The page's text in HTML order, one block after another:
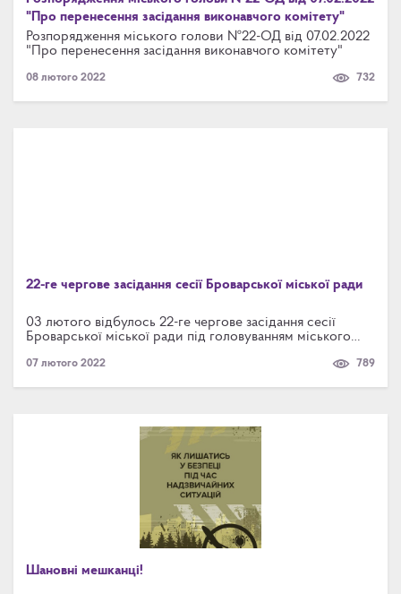
"Про перенесення засідання виконавчого комітету"
Розпорядження міського голови №22-ОД від 07.02.2022
"Про перенесення засідання виконавчого комітету"
08 лютого 2022 732
22-ге чергове засідання сесії Броварської міської ради
03 лютого відбулось 22-ге чергове засідання сесії
Броварської міської ради під головуванням міського
проекти рішень.
07 лютого 2022 789
Шановні мешканці!